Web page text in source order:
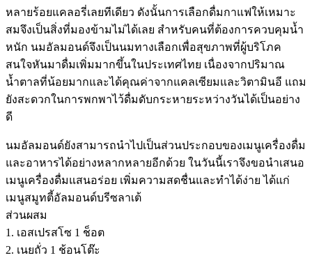
หลายร้อยแคลอรี่เลยทีเดียว ดังนั้นการเลือกดื่มกาแฟให้เหมาะ
สมจึงเป็นสิ่งที่มองข้ามไม่ได้เลย สำหรับคนที่ต้องการควบคุมน้ำ
หนัก นมอัลมอนด์จึงเป็นนมทางเลือกเพื่อสุขภาพที่ผู้บริโภค
สนใจหันมาดื่มเพิ่มมากขึ้นในประเทศไทย เนื่องจากปริมาณ
น้ำตาลที่น้อยมากและได้คุณค่าจากแคลเซียมและวิตามินอี แถม
ยังสะดวกในการพกพาไว้ดื่มดับกระหายระหว่างวันได้เป็นอย่าง
ดี
นมอัลมอนด์ยังสามารถนำไปเป็นส่วนประกอบของเมนูเครื่องดื่ม
และอาหารได้อย่างหลากหลายอีกด้วย ในวันนี้เราจึงขอนำเสนอ
เมนูเครื่องดื่มแสนอร่อย เพิ่มความสดชื่นและทำได้ง่าย ได้แก่
เมนูสมูทตี้อัลมอนด์บรีซลาเต้
ส่วนผสม
1. เอสเปรสโซ 1 ช็อต
2. เนยถั่ว 1 ช้อนโต๊ะ